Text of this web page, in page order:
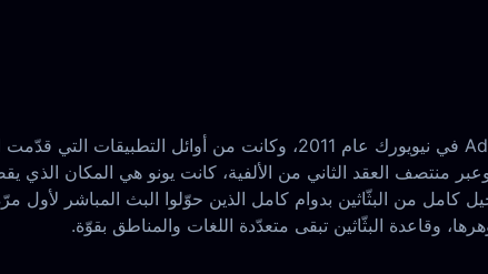
كامل من البثّاثين بدوام كامل الذين حوّلوا البث المباشر لأول
وقاعدة البثّاثين تبقى متعدّدة اللغات والمناطق بقوّة.